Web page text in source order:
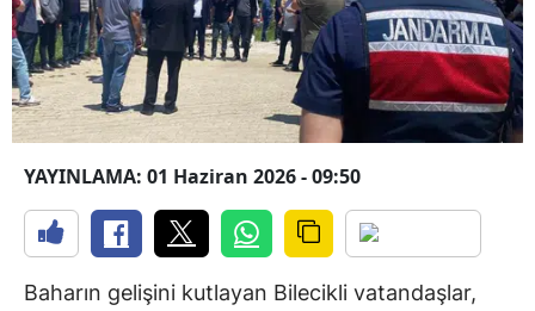
YAYINLAMA: 01 Haziran 2026 - 09:50
Baharın gelişini kutlayan Bilecikli vatandaşlar,